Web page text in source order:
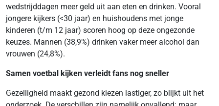
wedstrijddagen meer geld uit aan eten en drinken. Vooral
jongere kijkers (<30 jaar) en huishoudens met jonge
kinderen (t/m 12 jaar) scoren hoog op deze ongezonde
keuzes. Mannen (38,9%) drinken vaker meer alcohol dan
vrouwen (24,8%).
Samen voetbal kijken verleidt fans nog sneller
Gezelligheid maakt gezond kiezen lastiger, zo blijkt uit het